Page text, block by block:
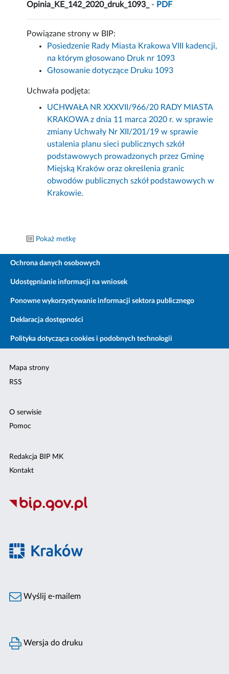
Opinia_KE_142_2020_druk_1093_
- PDF
Powiązane strony w BIP:
Posiedzenie Rady Miasta Krakowa VIII kadencji,
na którym głosowano Druk nr 1093
Głosowanie dotyczące Druku 1093
Uchwała podjęta:
UCHWAŁA NR XXXVII/966/20 RADY MIASTA
KRAKOWA z dnia 11 marca 2020 r. w sprawie
zmiany Uchwały Nr XII/201/19 w sprawie
ustalenia planu sieci publicznych szkół
podstawowych prowadzonych przez Gminę
Miejską Kraków oraz określenia granic
obwodów publicznych szkół podstawowych w
Krakowie.
Pokaż metkę
Ochrona danych osobowych
Udostępnianie informacji na wniosek
Ponowne wykorzystywanie informacji sektora publicznego
Deklaracja dostępności
Polityka dotycząca cookies i podobnych technologii
Mapa strony
RSS
O serwisie
Pomoc
Redakcja BIP MK
Kontakt
Wyślij e-mailem
Wersja do druku